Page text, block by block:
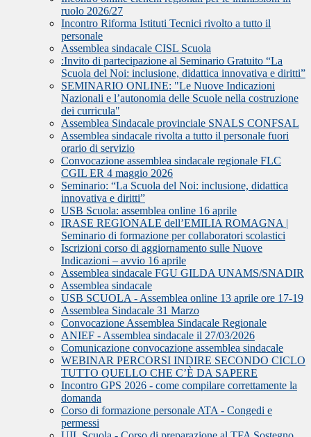
ruolo 2026/27
Incontro Riforma Istituti Tecnici rivolto a tutto il
personale
Assemblea sindacale CISL Scuola
:Invito di partecipazione al Seminario Gratuito “La
Scuola del Noi: inclusione, didattica innovativa e diritti”
SEMINARIO ONLINE: "Le Nuove Indicazioni
Nazionali e l’autonomia delle Scuole nella costruzione
dei curricula"
Assemblea Sindacale provinciale SNALS CONFSAL
Assemblea sindacale rivolta a tutto il personale fuori
orario di servizio
Convocazione assemblea sindacale regionale FLC
CGIL ER 4 maggio 2026
Seminario: “La Scuola del Noi: inclusione, didattica
innovativa e diritti”
USB Scuola: assemblea online 16 aprile
IRASE REGIONALE dell’EMILIA ROMAGNA |
Seminario di formazione per collaboratori scolastici
Iscrizioni corso di aggiornamento sulle Nuove
Indicazioni – avvio 16 aprile
Assemblea sindacale FGU GILDA UNAMS/SNADIR
Assemblea sindacale
USB SCUOLA - Assemblea online 13 aprile ore 17-19
Assemblea Sindacale 31 Marzo
Convocazione Assemblea Sindacale Regionale
ANIEF - Assemblea sindacale il 27/03/2026
Comunicazione convocazione assemblea sindacale
WEBINAR PERCORSI INDIRE SECONDO CICLO
TUTTO QUELLO CHE C’È DA SAPERE
Incontro GPS 2026 - come compilare correttamente la
domanda
Corso di formazione personale ATA - Congedi e
permessi